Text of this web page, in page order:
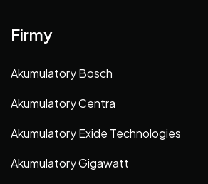
Firmy
Akumulatory Bosch
Akumulatory Centra
Akumulatory Exide Technologies
Akumulatory Gigawatt